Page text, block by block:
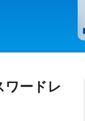
ードレ